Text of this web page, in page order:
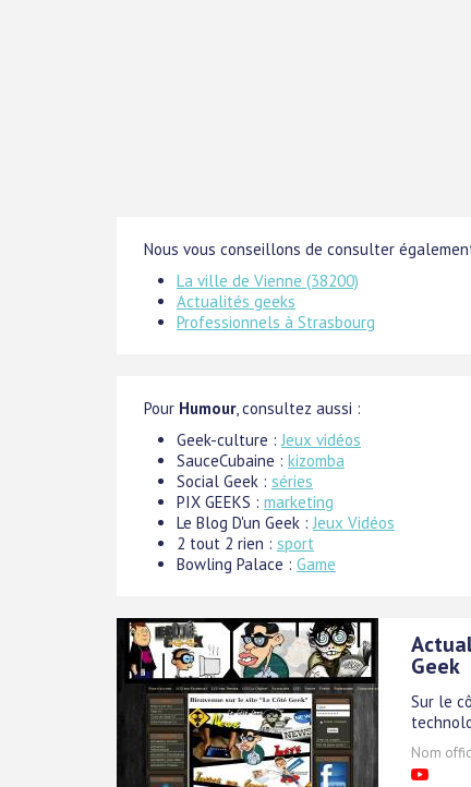
Nous vous conseillons de consulter
La ville de Vienne (38200)
Actualités geeks
Professionnels à Strasbourg
Pour Humour, consultez aussi :
Geek-culture :Jeux vidéos
SauceCubaine : kizomba
Social Geek : séries
PIX GEEKS : marketing
Le Blog D'un Geek :Jeux Vidéos
2 tout 2 rien : sport
Bowling Palace : Game
Geek
Sur le
Nom